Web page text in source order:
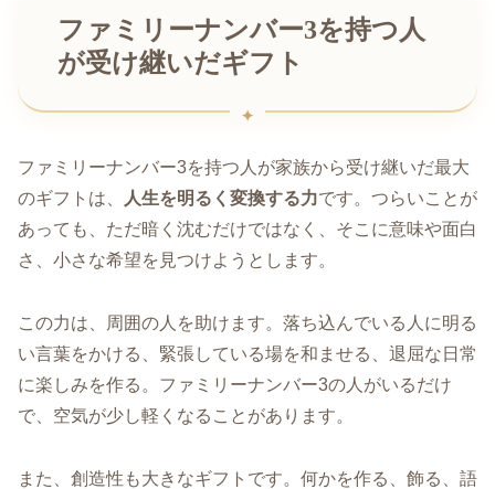
ファミリーナンバー3を持つ人
が受け継いだギフト
ファミリーナンバー3を持つ人が家族から受け継いだ最大
のギフトは、
人生を明るく変換する力です。つらいことが
あっても、ただ暗く沈むだけではなく、そこに意味や面白
さ、小さな希望を見つけようとします。
この力は、周囲の人を助けます。落ち込んでいる人に明る
い言葉をかける、緊張している場を和ませる、退屈な日常
に楽しみを作る。ファミリーナンバー3の人がいるだけ
で、空気が少し軽くなることがあります。
また、創造性も大きなギフトです。何かを作る、飾る、語